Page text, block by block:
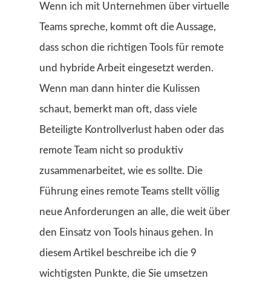
Wenn ich mit Unternehmen über virtuelle
Teams spreche, kommt oft die Aussage,
dass schon die richtigen Tools für remote
und hybride Arbeit eingesetzt werden.
Wenn man dann hinter die Kulissen
schaut, bemerkt man oft, dass viele
Beteiligte Kontrollverlust haben oder das
remote Team nicht so produktiv
zusammenarbeitet, wie es sollte. Die
Führung eines remote Teams stellt völlig
neue Anforderungen an alle, die weit über
den Einsatz von Tools hinaus gehen. In
diesem Artikel beschreibe ich die 9
wichtigsten Punkte, die Sie umsetzen